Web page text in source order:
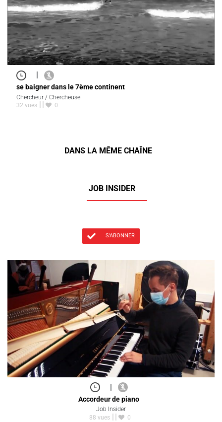
|
se baigner dans le 7ème continent
Chercheur / Chercheuse
32 vues
0
DANS LA MÊME CHAÎNE
JOB INSIDER
S'ABONNER
|
Accordeur de piano
Job Insider
88 vues
0